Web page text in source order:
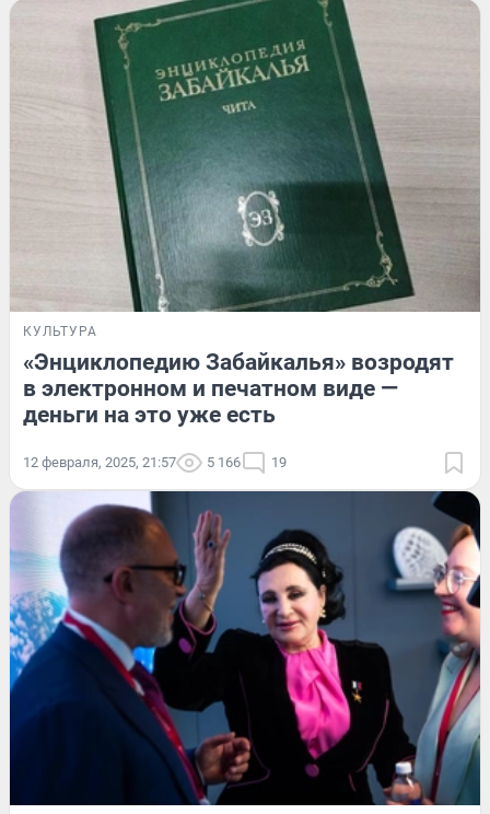
КУЛЬТУРА
«Энциклопедию Забайкалья» возродят
в электронном и печатном виде —
деньги на это уже есть
12 февраля, 2025, 21:57 5 166 19